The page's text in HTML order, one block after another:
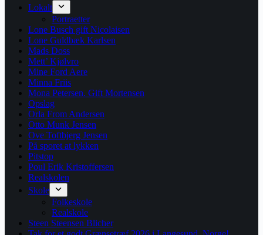
Lokalt
Portraetter
Lone Busch gift Nicolaisen
Lone Guldbæk Karlsen
Mads Doss
Mett’ Kjølvro
Mine Ford Aere
Minna Friis
Mona Petersen. Gift Mortensen
Opslag
Orla From Andersen
Otto Munk Jensen
Ove Toftbjerg Jensen
På sporet at lykken
Pitstop
Poul Erik Kristoffersen
Realskolen
Skole
Folkeskole
Realskole
Steen Steensen Blicher